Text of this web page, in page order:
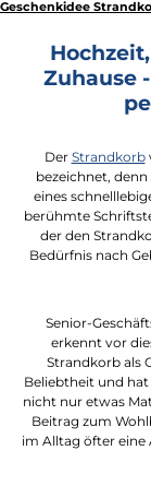
Geschenkidee
Zuhause
Der Strandkorb
bezeichnet,
eines
berühmte
der den
Bedürfnis nach
Senior-
erkennt vor
Strandkorb als
Beliebtheit und
nicht nur etwas
Beitrag zum
im Alltag öfter eine